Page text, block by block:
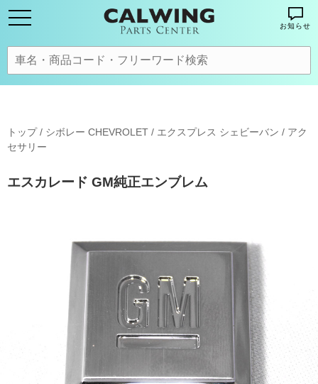
お知らせ
トップ/ シボレー CHEVROLET / エクスプレス シェビーバン / アク
セサリー
エスカレード GM純正エンブレム